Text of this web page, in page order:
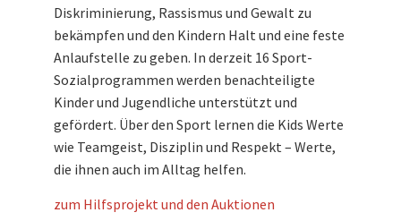
Diskriminierung, Rassismus und Gewalt zu
bekämpfen und den Kindern Halt und eine feste
Anlaufstelle zu geben. In derzeit 16 Sport-
Sozialprogrammen werden benachteiligte
Kinder und Jugendliche unterstützt und
gefördert. Über den Sport lernen die Kids Werte
wie Teamgeist, Disziplin und Respekt – Werte,
die ihnen auch im Alltag helfen.
zum Hilfsprojekt und den Auktionen